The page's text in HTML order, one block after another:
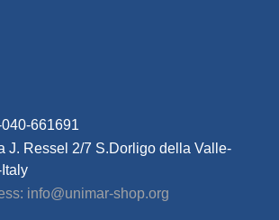
661691
J. Ressel 2/7 S.Dorligo della Valle-
info@unimar-shop.org